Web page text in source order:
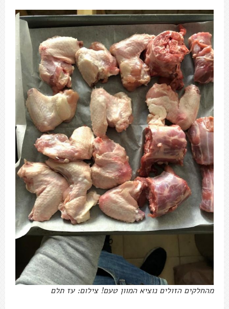
מהחלקים הזולים נוציא המוון טעם! צילום: עז תלם